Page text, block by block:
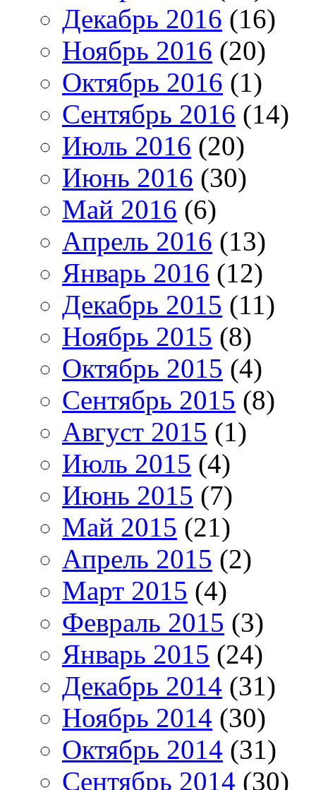
Декабрь 2016 (16)
Ноябрь 2016 (20)
Октябрь 2016 (1)
Сентябрь 2016 (14)
Июль 2016 (20)
Июнь 2016 (30)
Май 2016 (6)
Апрель 2016 (13)
Январь 2016 (12)
Декабрь 2015 (11)
Ноябрь 2015 (8)
Октябрь 2015 (4)
Сентябрь 2015 (8)
Август 2015 (1)
Июль 2015 (4)
Июнь 2015 (7)
Май 2015 (21)
Апрель 2015 (2)
Март 2015 (4)
Февраль 2015 (3)
Январь 2015 (24)
Декабрь 2014 (31)
Ноябрь 2014 (30)
Октябрь 2014 (31)
Сентябрь 2014 (30)